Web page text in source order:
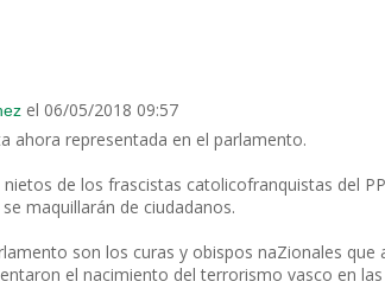
el 06/05/2018 09:57
ahora representada en el parlamento.
de los frascistas catolicofranquistas del PP
maquillarán de ciudadanos.
son los curas y obispos naZionales
el nacimiento del terrorismo vasco en las